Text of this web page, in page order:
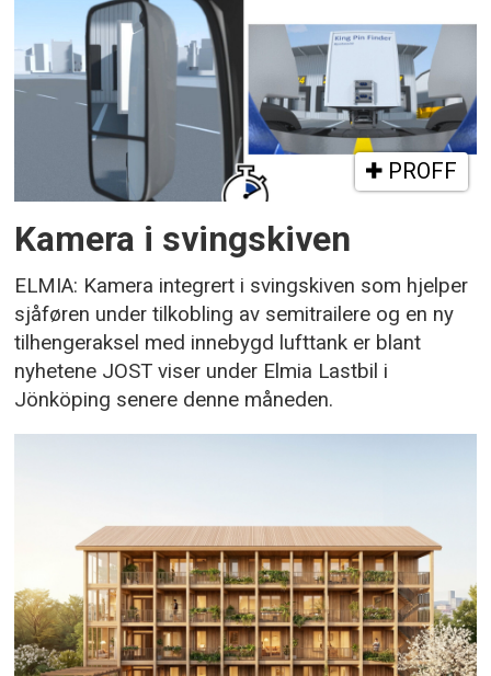
PROFF
Kamera i svingskiven
ELMIA: Kamera integrert i svingskiven som hjelper
sjåføren under tilkobling av semitrailere og en ny
tilhengeraksel med innebygd lufttank er blant
nyhetene JOST viser under Elmia Lastbil i
Jönköping senere denne måneden.